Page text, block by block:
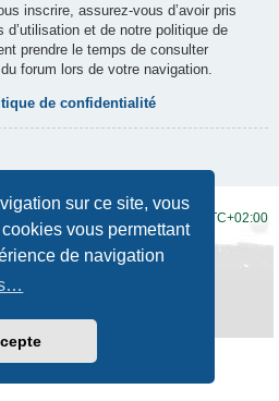
sur ce site, vous
vous permettant
de navigation
inscrire, assurez-vous d’avoir pris
et de notre politique de
prendre le temps de consulter
forum lors de votre navigation.
de confidentialité
UTC+02:00
® Forum Software © phpBB Limited
officielle
New Edition
|Conditions